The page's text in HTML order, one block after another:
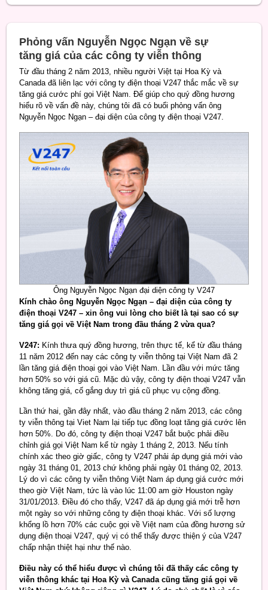
Phỏng vấn Nguyễn Ngọc Ngạn về sự
tăng giá của các công ty viễn thông
Từ đầu tháng 2 năm 2013, nhiều người Việt tại Hoa Kỳ và
Canada đã liên lạc với công ty điện thoại V247 thắc mắc về sự
tăng giá cước phí gọi Việt Nam. Để giúp cho quý đồng hương
hiểu rõ về vấn đề này, chúng tôi đã có buổi phỏng vấn ông
Nguyễn Ngọc Ngạn – đại diện của công ty điện thoại V247.
Ông Nguyễn Ngọc Ngạn đại diện công ty V247
Kính chào ông Nguyễn Ngọc Ngạn – đại diện của công ty
điện thoại V247 – xin ông vui lòng cho biết là tại sao có sự
tăng giá gọi về Việt Nam trong đầu tháng 2 vừa qua?
V247: Kính thưa quý đồng hương, trên thực tế, kể từ đầu tháng
11 năm 2012 đến nay các công ty viễn thông tại Việt Nam đã 2
lần tăng giá điện thoại gọi vào Việt Nam. Lần đầu với mức tăng
hơn 50% so với giá cũ. Mặc dù vậy, công ty điện thoại V247 vẫn
không tăng giá, cố gắng duy trì giá cũ phục vụ cộng đồng.
Lần thứ hai, gần đây nhất, vào đầu tháng 2 năm 2013, các công
ty viễn thông tại Viet Nam lại tiếp tục đồng loạt tăng giá cước lên
hơn 50%. Do đó, công ty điện thoại V247 bắt buộc phải điều
chỉnh giá gọi Việt Nam kể từ ngày 1 tháng 2, 2013. Nếu tính
chính xác theo giờ giấc, công ty V247 phải áp dụng giá mới vào
ngày 31 tháng 01, 2013 chứ không phải ngày 01 tháng 02, 2013.
Lý do vì các công ty viễn thông Việt Nam áp dụng giá cước mới
theo giờ Việt Nam, tức là vào lúc 11:00 am giờ Houston ngày
31/01/2013. Điều đó cho thấy, V247 đã áp dụng giá mới trễ hơn
một ngày so với những công ty điện thoại khác. Với số lượng
khổng lồ hơn 70% các cuộc gọi về Việt nam của đồng hương sử
dụng điện thoại V247, quý vị có thể thấy được thiện ý của V247
chấp nhận thiệt hại như thế nào.
Điều này có thể hiểu được vì chúng tôi đã thấy các công ty
viễn thông khác tại Hoa Kỳ và Canada cũng tăng giá gọi về